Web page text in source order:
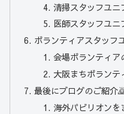
清掃スタッフユニ
医師スタッフユニ
ボランティアスタッフ
会場ボランティア
大阪まちボランテ
最後にブログのご紹介
海外パビリオンを